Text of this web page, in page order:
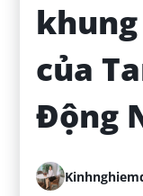
của
Động